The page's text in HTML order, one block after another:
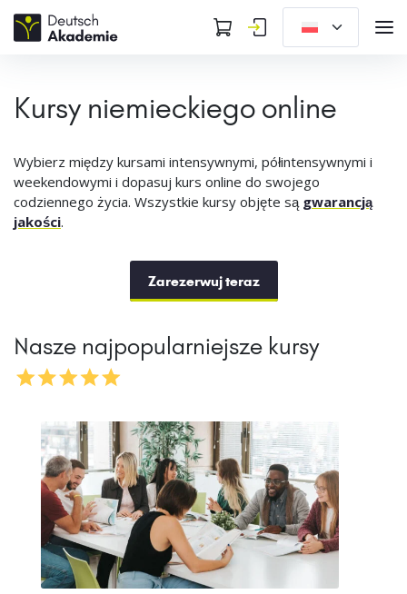
Kursy niemieckiego online
Wybierz między kursami intensywnymi, półintensywnymi i
weekendowymi i dopasuj kurs online do swojego
codziennego życia. Wszystkie kursy objęte są gwarancją
jakości.
Zarezerwuj teraz
Nasze najpopularniejsze kursy